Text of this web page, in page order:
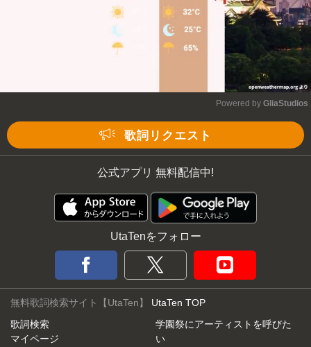
Powered by GliaStudios
歌詞リクエスト
公式アプリ 無料配信中!
UtaTenをフォロー
無料歌詞検索サイト【UtaTen】 UtaTen TOP
歌詞検索
マイページ
学園祭にアーティストを呼びた
い